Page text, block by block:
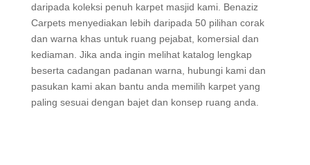
daripada koleksi penuh karpet masjid kami. Benaziz
Carpets menyediakan lebih daripada 50 pilihan corak
dan warna khas untuk ruang pejabat, komersial dan
kediaman. Jika anda ingin melihat katalog lengkap
beserta cadangan padanan warna, hubungi kami dan
pasukan kami akan bantu anda memilih karpet yang
paling sesuai dengan bajet dan konsep ruang anda.